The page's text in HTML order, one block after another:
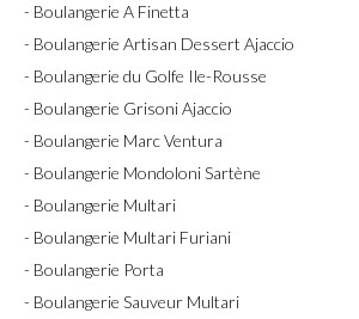
- Boulangerie A Finetta
- Boulangerie Artisan Dessert Ajaccio
- Boulangerie du Golfe Ile-Rousse
- Boulangerie Grisoni Ajaccio
- Boulangerie Marc Ventura
- Boulangerie Mondoloni Sartène
- Boulangerie Multari
- Boulangerie Multari Furiani
- Boulangerie Porta
- Boulangerie Sauveur Multari